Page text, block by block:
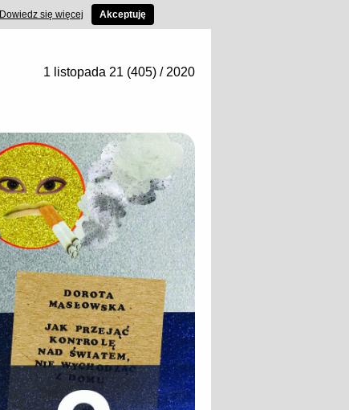
1 listopada 21 (405) / 2020
Dowiedz się więcej Akceptuję